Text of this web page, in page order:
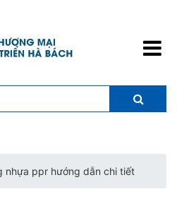
nhựa ppr hướng dẫn chi tiết